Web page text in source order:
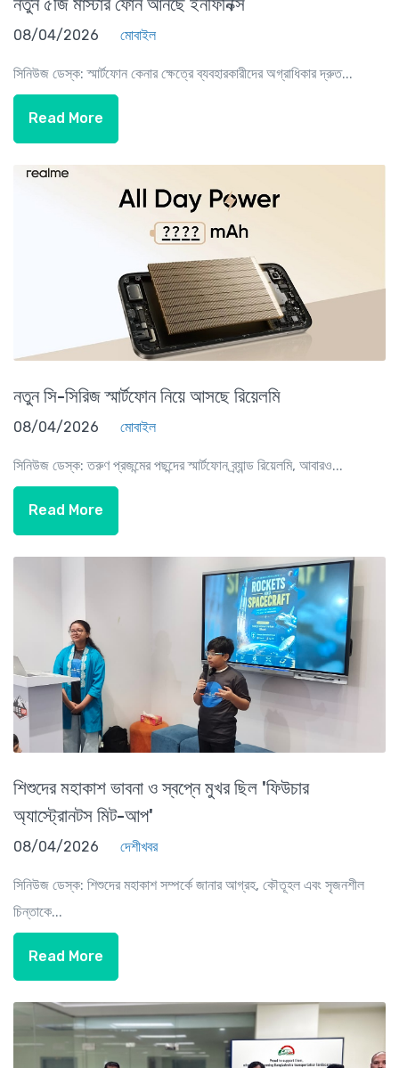
08/04/2026 মোবাইল
সিনিউজ ডেস্ক: স্মার্টফোন কেনার ক্ষেত্রে ব্যবহারকারীদের অগ্রাধিকার দ্রুত...
Read More
নতুন সি-সিরিজ স্মার্টফোন নিয়ে আসছে রিয়েলমি
08/04/2026 মোবাইল
সিনিউজ ডেস্ক: তরুণ প্রজন্মের পছন্দের স্মার্টফোন ব্র্যান্ড রিয়েলমি, আবারও...
Read More
শিশুদের মহাকাশ ভাবনা ও স্বপ্নে মুখর ছিল 'ফিউচার
অ্যাস্ট্রোনটস মিট-আপ'
08/04/2026 দেশীখবর
সিনিউজ ডেস্ক: শিশুদের মহাকাশ সম্পর্কে জানার আগ্রহ, কৌতূহল এবং সৃজনশীল
চিন্তাকে...
Read More